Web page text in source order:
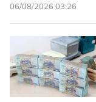
06/08/2026 03:26